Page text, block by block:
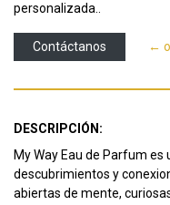
personalizada..
Contáctanos ←
DESCRIPCIÓN:
My Way Eau de Parfum
descubrimientos y
abiertas de mente,